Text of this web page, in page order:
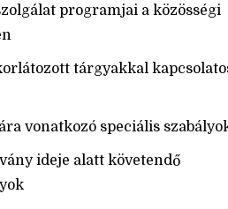
programjai a közösségi
tárgyakkal
vonatkozó speciális
ideje alatt követendő